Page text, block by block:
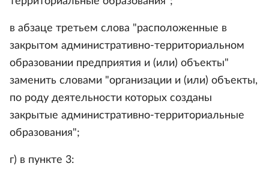
в абзаце третьем слова "расположенные в
закрытом административно-территориальном
образовании предприятия и (или) объекты"
заменить словами "организации и (или) объекты,
по роду деятельности которых созданы
закрытые административно-территориальные
образования";
г) в пункте 3: